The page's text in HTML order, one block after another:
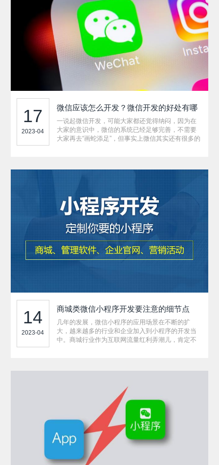
17
2023-04
微信应该怎么开发？微信开发的好处有哪
些？
一说起微信开发，可能大家都还觉得纳闷，因为在
大家的意识中，微信的系统已经足够完善，不需要
大家再去“画蛇添足”，但事实上微信其实还有很多的
14
2023-04
商城类微信小程序开发要注意的细节点
几年的发展，微信小程序的应用场景在不断的扩
大，越来越多的行业和企业加入到小程序的开发当
中。商城行业作为互联网流量红利弄潮儿，肯定不